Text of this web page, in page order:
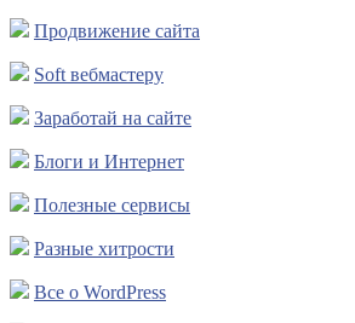
Продвижение сайта
Soft вебмастеру
Заработай на сайте
Блоги и Интернет
Полезные сервисы
Разные хитрости
Все о WordPress